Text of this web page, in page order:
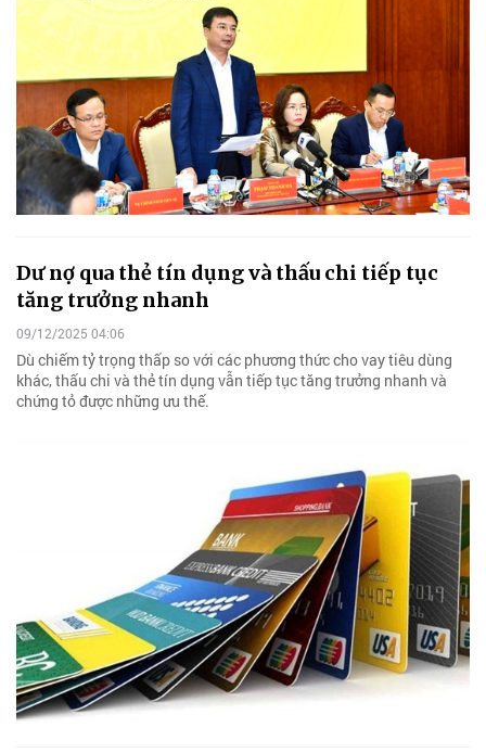
Dư nợ qua thẻ tín dụng và thấu chi tiếp tục
tăng trưởng nhanh
09/12/2025 04:06
Dù chiếm tỷ trọng thấp so với các phương thức cho vay tiêu dùng
khác, thấu chi và thẻ tín dụng vẫn tiếp tục tăng trưởng nhanh và
chứng tỏ được những ưu thế.